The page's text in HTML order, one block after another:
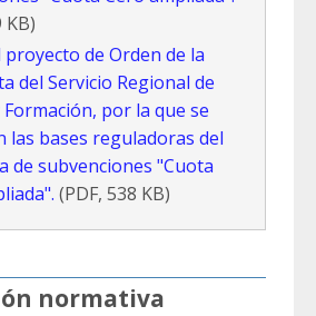
KB)
proyecto de Orden de la
del Servicio Regional de
Formación, por la que se
las bases reguladoras del
de subvenciones "Cuota
(PDF, 538 KB)
normativa